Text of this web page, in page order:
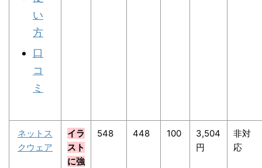
い
方
口
コ
ミ
ネットス
クウェア
イラ
スト
に強
548 448 100
3,504
円
非対
応